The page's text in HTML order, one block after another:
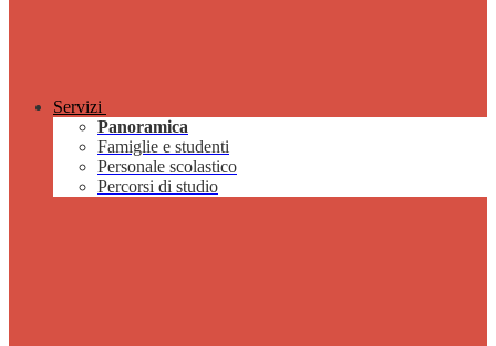
Servizi
Panoramica
Famiglie e studenti
Personale scolastico
Percorsi di studio